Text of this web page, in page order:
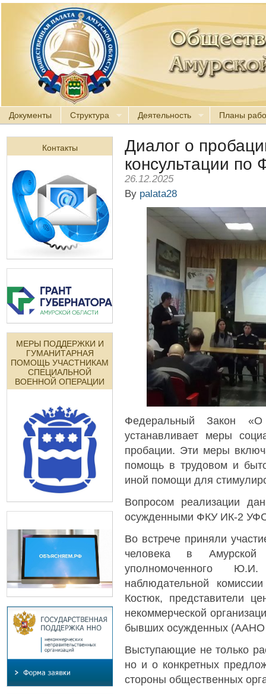
Документы Структура Деятельность Планы
Контакты
МЕРЫ ПОДДЕРЖКИ И
ГУМАНИТАРНАЯ
ПОМОЩЬ УЧАСТНИКАМ
СПЕЦИАЛЬНОЙ
ВОЕННОЙ ОПЕРАЦИИ
Диалог о
консультации по
26.12.2025
By palata28
Федеральный Закон
устанавливает меры
пробации. Эти меры
помощь в трудовом и
иной помощи для
Вопросом реализации
осужденными ФКУ ИК-2
Во встрече приняли
человека в Амурской
уполномоченного
наблюдательной
Костюк, представители
некоммерческой
бывших осужденных
Выступающие не только
но и о конкретных
стороны общественных